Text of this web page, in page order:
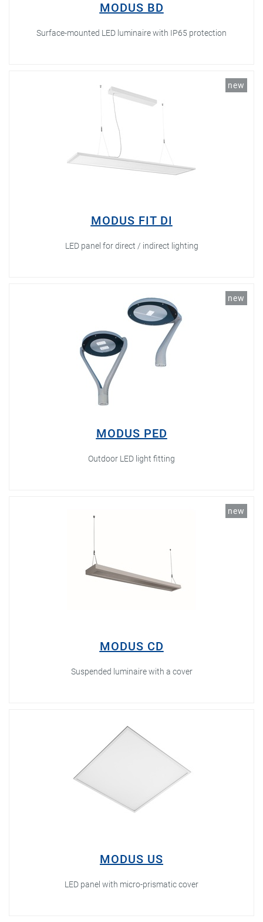
MODUS BD
Surface-mounted LED luminaire with IP65 protection
new
MODUS FIT DI
LED panel for direct / indirect lighting
new
MODUS PED
Outdoor LED light fitting
new
MODUS CD
Suspended luminaire with a cover
MODUS US
LED panel with micro-prismatic cover